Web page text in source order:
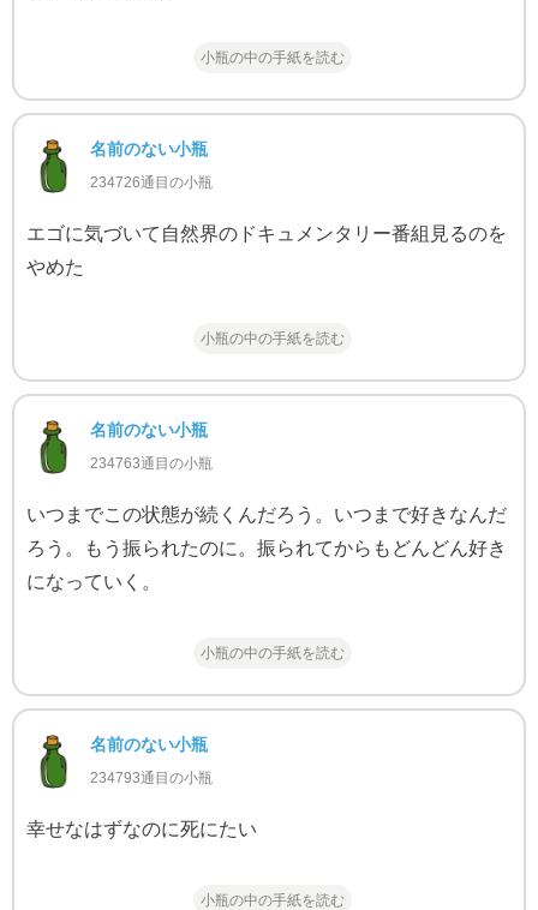
小瓶の中の手紙を読む
名前のない小瓶
234726通目の小瓶
エゴに気づいて自然界のドキュメンタリー番組見るのを
やめた
小瓶の中の手紙を読む
名前のない小瓶
234763通目の小瓶
いつまでこの状態が続くんだろう。いつまで好きなんだ
ろう。もう振られたのに。振られてからもどんどん好き
になっていく。
小瓶の中の手紙を読む
名前のない小瓶
234793通目の小瓶
幸せなはずなのに死にたい
小瓶の中の手紙を読む